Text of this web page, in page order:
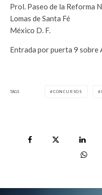
Prol. Paseo de la Reforma
Lomas de Santa Fé
México D. F.
Entrada por puerta 9 sobre
TAGS CONCURSOS